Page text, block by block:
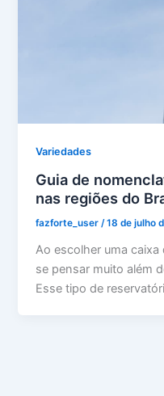
Variedades
Guia de
nas regiões do
fazforte_user /18 de julho
Ao escolher uma caixa
se pensar muito além
Esse tipo de